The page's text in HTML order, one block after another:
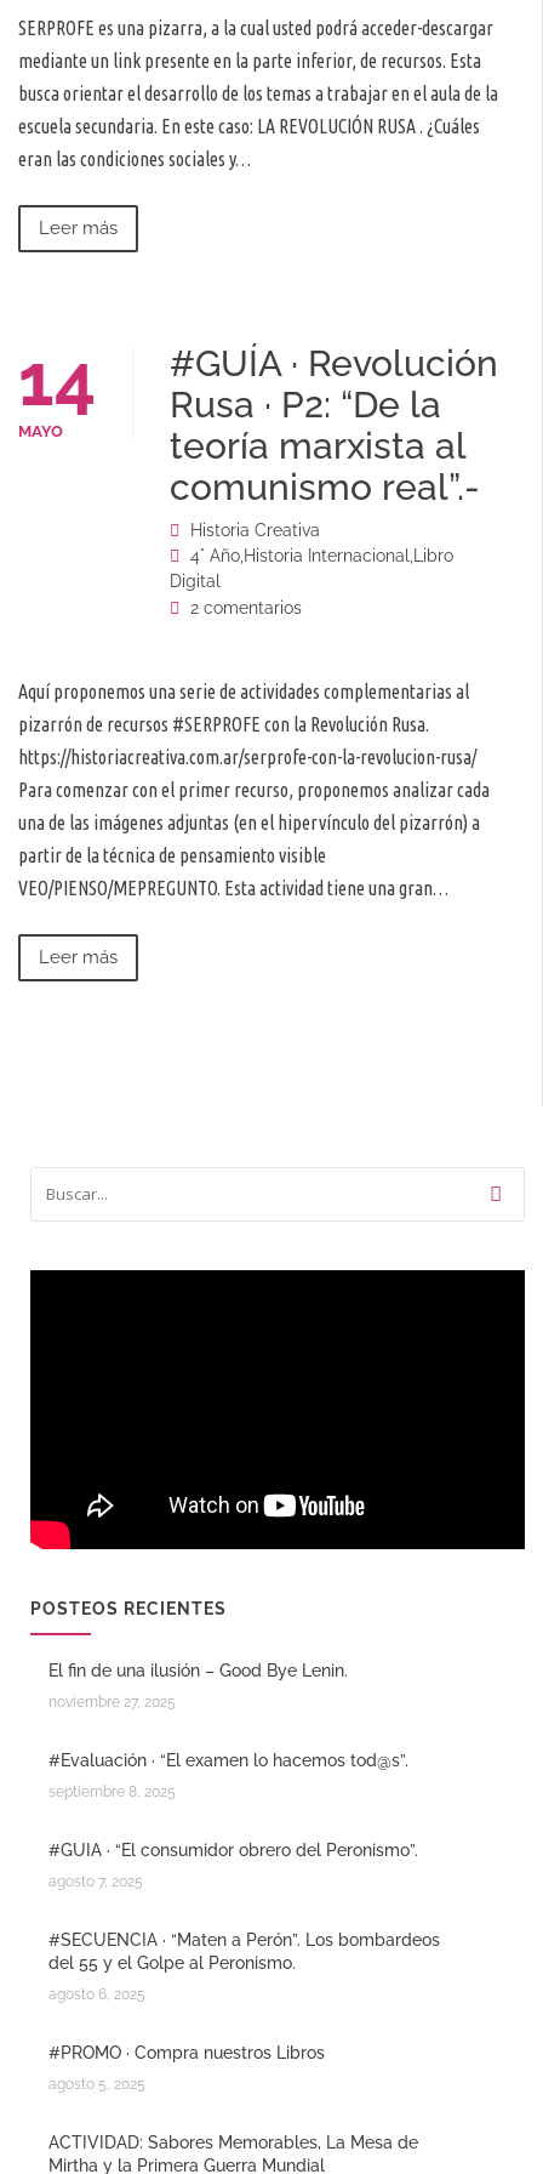
SERPROFE es una pizarra, a la cual usted podrá acceder-descargar
mediante un link presente en la parte inferior, de recursos. Esta
busca orientar el desarrollo de los temas a trabajar en el aula de la
escuela secundaria. En este caso: LA REVOLUCIÓN RUSA . ¿Cuáles
eran las condiciones sociales y…
Leer más
14
MAYO
#GUÍA · Revolución
Rusa · P2: “De la
teoría marxista al
comunismo real”.-
Historia Creativa
4° Año,Historia Internacional,Libro
Digital
2 comentarios
Aquí proponemos una serie de actividades complementarias al
pizarrón de recursos #SERPROFE con la Revolución Rusa.
https://historiacreativa.com.ar/serprofe-con-la-revolucion-rusa/
Para comenzar con el primer recurso, proponemos analizar cada
una de las imágenes adjuntas (en el hipervínculo del pizarrón) a
partir de la técnica de pensamiento visible
VEO/PIENSO/MEPREGUNTO. Esta actividad tiene una gran…
Leer más
POSTEOS RECIENTES
El fin de una ilusión – Good Bye Lenin.
noviembre 27, 2025
#Evaluación · “El examen lo hacemos tod@s”.
septiembre 8, 2025
#GUIA · “El consumidor obrero del Peronismo”.
agosto 7, 2025
#SECUENCIA · “Maten a Perón”. Los bombardeos
del 55 y el Golpe al Peronismo.
agosto 6, 2025
#PROMO · Compra nuestros Libros
agosto 5, 2025
ACTIVIDAD: Sabores Memorables, La Mesa de
Mirtha y la Primera Guerra Mundial